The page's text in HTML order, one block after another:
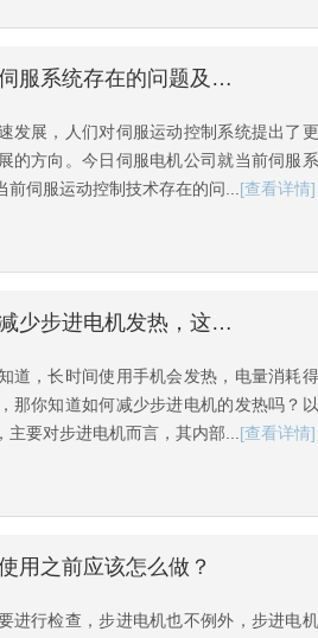
[伺服驱动器电源]当前伺服系统存在的问题及先进伺服系统的开发
发展，人们对伺服运动控制系统提出了
的方向。今日伺服电机公司就当前伺服
伺服运动控制技术存在的问... [查看详情]
[深圳伺服驱动器]怎样减少步进电机发热，这些方法你知道多少?
道，长时间使用手机会发热，电量消耗
那你知道如何减少步进电机的发热吗？
要对步进电机而言，其内部... [查看详情]
用之前应该怎么做？
进行检查，步进电机也不例外，步进电